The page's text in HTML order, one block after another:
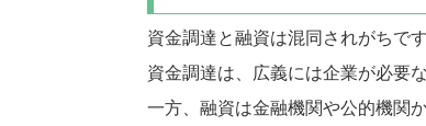
資金調達と融資は混同されがちで
資金調達は、広義には企業が必要
一方、融資は金融機関や公的機関